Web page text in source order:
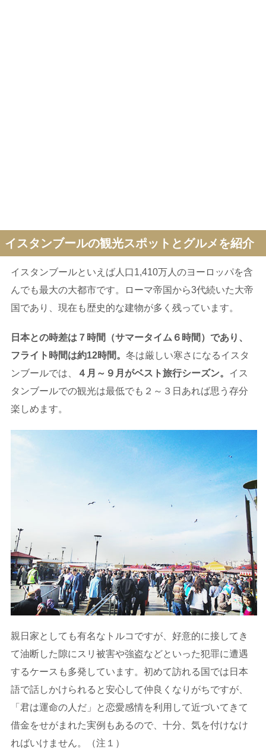
イスタンブールの観光スポットとグルメを紹介
イスタンブールといえば人口1,410万人のヨーロッパを含
んでも最大の大都市です。ローマ帝国から3代続いた大帝
国であり、現在も歴史的な建物が多く残っています。
日本との時差は７時間（サマータイム６時間）であり、
フライト時間は約12時間。 冬は厳しい寒さになるイスタ
ンブールでは、
４月～９月がベスト旅行シーズン。 イス
タンブールでの観光は最低でも２～３日あれば思う存分
楽しめます。
親日家としても有名なトルコですが、好意的に接してき
て油断した隙にスリ被害や強盗などといった犯罪に遭遇
するケースも多発しています。初めて訪れる国では日本
語で話しかけられると安心して仲良くなりがちですが、
「君は運命の人だ」と恋愛感情を利用して近づいてきて
借金をせがまれた実例もあるので、十分、気を付けなけ
ればいけません。（注１）